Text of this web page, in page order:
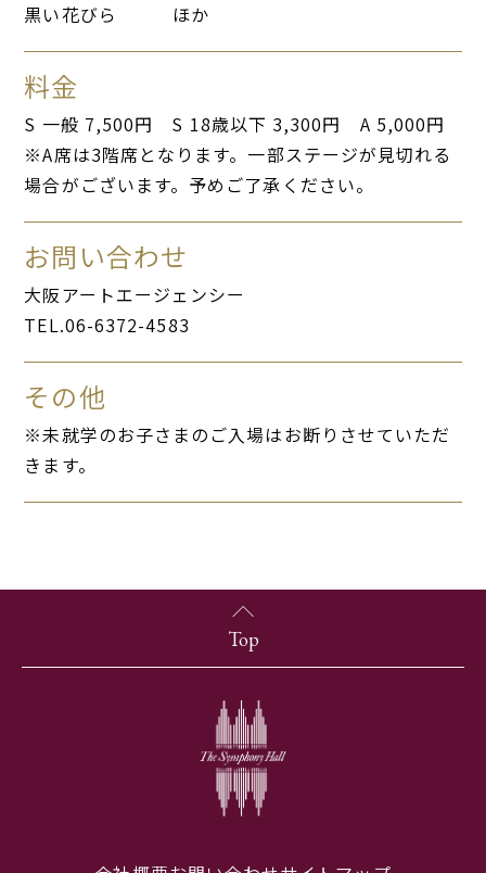
黒い花びら ほか
料金
S 一般 7,500円 S 18歳以下 3,300円 A 5,000円
※A席は3階席となります。一部ステージが見切れる
場合がございます。予めご了承ください。
お問い合わせ
大阪アートエージェンシー
TEL.06-6372-4583
その他
※未就学のお子さまのご入場はお断りさせていただ
きます。
Top